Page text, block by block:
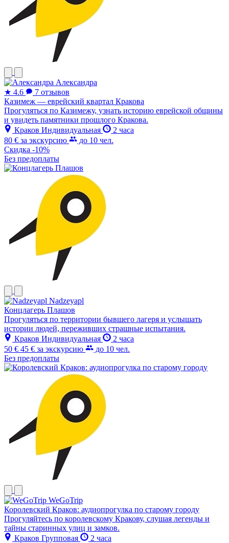
Александра
★ 4.6
7 отзывов
Казимеж — еврейский квартал Кракова
Прогуляться по Казимежу, узнать историю еврейской общины
и увидеть памятники прошлого Кракова.
Краков Индивидуальная
2 часа
80 € за экскурсию
до 10 чел.
Скидка -10%
Без предоплаты
Nadzeyapl
Концлагерь Плашов
Прогуляться по территории бывшего лагеря и услышать
истории людей, переживших страшные испытания.
Краков Индивидуальная
2 часа
50 € 45 € за экскурсию
до 10 чел.
Без предоплаты
WeGoTrip
Королевский Краков: аудиопрогулка по старому городу
Прогуляйтесь по королевскому Кракову, слушая легенды и
тайны старинных улиц и замков.
Краков Групповая
2 часа